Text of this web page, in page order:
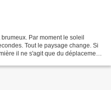
Par moment le soleil
Tout le paysage change. Si
il ne s'agit que du déplacement